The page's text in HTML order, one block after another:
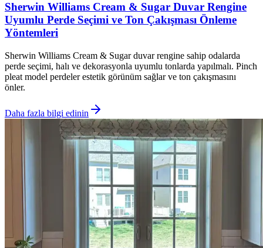
Sherwin Williams Cream & Sugar Duvar Rengine
Uyumlu Perde Seçimi ve Ton Çakışması Önleme
Yöntemleri
Sherwin Williams Cream & Sugar duvar rengine sahip odalarda
perde seçimi, halı ve dekorasyonla uyumlu tonlarda yapılmalı. Pinch
pleat model perdeler estetik görünüm sağlar ve ton çakışmasını
önler.
Daha fazla bilgi edinin